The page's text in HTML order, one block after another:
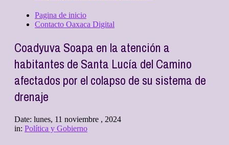
Pagina de inicio
Contacto Oaxaca Digital
Coadyuva Soapa en la atención a
habitantes de Santa Lucía del Camino
afectados por el colapso de su sistema de
drenaje
Date: lunes, 11 noviembre , 2024
in: Política y Gobierno